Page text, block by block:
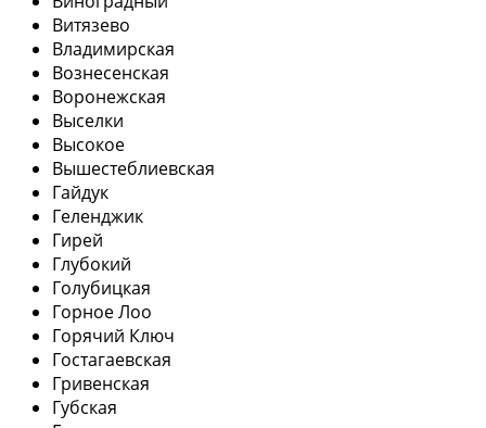
Витязево
Владимирская
Вознесенская
Воронежская
Выселки
Высокое
Вышестеблиевская
Гайдук
Геленджик
Гирей
Глубокий
Голубицкая
Горное Лоо
Горячий Ключ
Гостагаевская
Гривенская
Губская